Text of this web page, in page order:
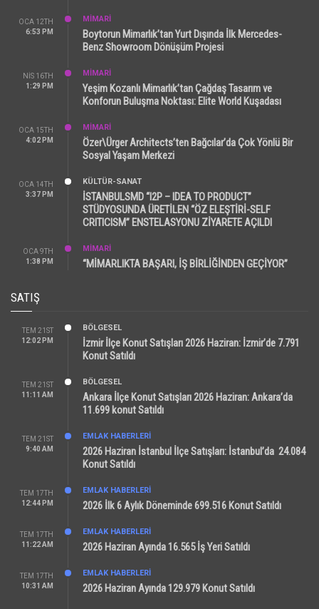
OCA 12TH
6:53 PM
MİMARİ
Boytorun Mimarlık’tan Yurt Dışında İlk Mercedes-
Benz Showroom Dönüşüm Projesi
NIS 16TH
1:29 PM
MİMARİ
Yeşim Kozanlı Mimarlık’tan Çağdaş Tasarım ve
Konforun Buluşma Noktası: Elite World Kuşadası
OCA 15TH
4:02 PM
MİMARİ
Özer\Ürger Architects’ten Bağcılar’da Çok Yönlü Bir
Sosyal Yaşam Merkezi
OCA 14TH
3:37 PM
KÜLTÜR-SANAT
İSTANBULSMD “I2P – IDEA TO PRODUCT”
STÜDYOSUNDA ÜRETİLEN “ÖZ ELEŞTİRİ-SELF
CRITICISM” ENSTELASYONU ZİYARETE AÇILDI
OCA 9TH
1:38 PM
MİMARİ
“MİMARLIKTA BAŞARI, İŞ BİRLİĞİNDEN GEÇİYOR”
SATIŞ
TEM 21ST
12:02 PM
BÖLGESEL
İzmir İlçe Konut Satışları 2026 Haziran: İzmir’de 7.791
Konut Satıldı
TEM 21ST
11:11 AM
BÖLGESEL
Ankara İlçe Konut Satışları 2026 Haziran: Ankara’da
11.699 konut Satıldı
TEM 21ST
9:40 AM
EMLAK HABERLERI
2026 Haziran İstanbul İlçe Satışları: İstanbul’da 24.084
Konut Satıldı
TEM 17TH
12:44 PM
EMLAK HABERLERI
2026 İlk 6 Aylık Döneminde 699.516 Konut Satıldı
TEM 17TH
11:22 AM
EMLAK HABERLERI
2026 Haziran Ayında 16.565 İş Yeri Satıldı
TEM 17TH
10:31 AM
EMLAK HABERLERI
2026 Haziran Ayında 129.979 Konut Satıldı